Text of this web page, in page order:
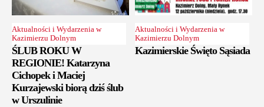
Aktualności i Wydarzenia w
Kazimierzu Dolnym
ŚLUB ROKU W
REGIONIE! Katarzyna
Cichopek i Maciej
Kurzajewski biorą dziś ślub
w Urszulinie
Aktualności i Wydarzenia w
Kazimierzu Dolnym
Kazimierskie Święto Sąsiada